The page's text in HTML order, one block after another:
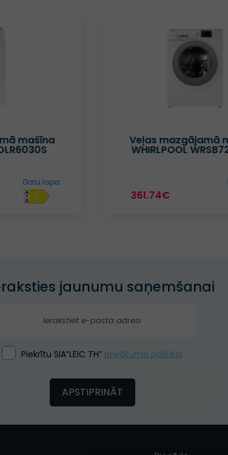
mašīna
D
Datu lapa
Veļas mazgājamā
WHIRLPOOL
361.74€
jaunumu saņemšanai
Piekrītu SIA”LEIC TH” privātuma politikai
APSTIPRINĀT